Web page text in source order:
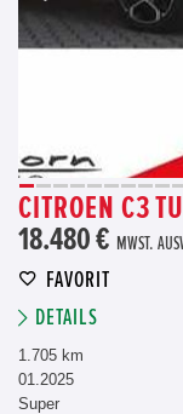
CITROEN C3
18.480 € MWST.
FAVORIT
DETAILS
1.705 km
01.2025
Super